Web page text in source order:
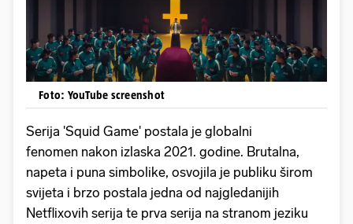
Foto: YouTube screenshot
Serija 'Squid Game' postala je globalni
fenomen nakon izlaska 2021. godine. Brutalna,
napeta i puna simbolike, osvojila je publiku širom
svijeta i brzo postala jedna od najgledanijih
Netflixovih serija te prva serija na stranom jeziku